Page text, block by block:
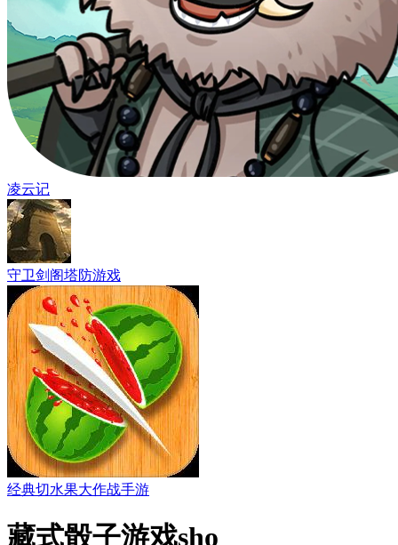
凌云记
守卫剑阁塔防游戏
经典切水果大作战手游
藏式骰子游戏sho